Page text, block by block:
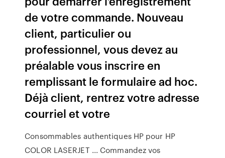
de votre commande. Nouveau
client, particulier ou
professionnel, vous devez au
préalable vous inscrire en
remplissant le formulaire ad hoc.
Déjà client, rentrez votre adresse
courriel et votre
Consommables authentiques HP pour HP
COLOR LASERJET ... Commandez vos